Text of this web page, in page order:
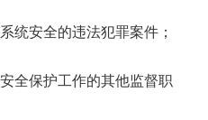
统安全的违法犯罪案件；
全保护工作的其他监督职